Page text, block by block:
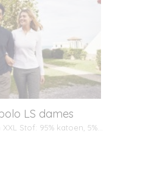
LS dames
Stof: 95% katoen, 5%…